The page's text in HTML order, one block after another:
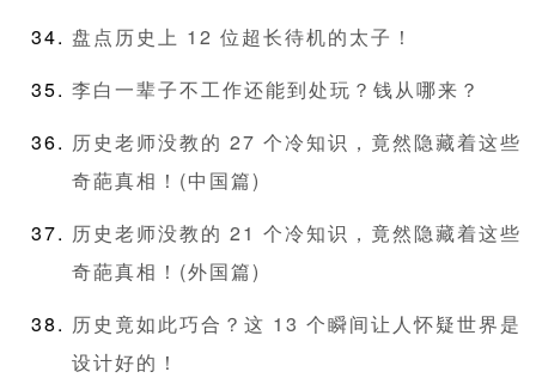
盘点历史上 12 位超长待机的太子！
李白一辈子不工作还能到处玩？钱从哪来？
历史老师没教的 27 个冷知识，竟然隐藏着这些
奇葩真相！(中国篇)
历史老师没教的 21 个冷知识，竟然隐藏着这些
奇葩真相！(外国篇)
历史竟如此巧合？这 13 个瞬间让人怀疑世界是
设计好的！